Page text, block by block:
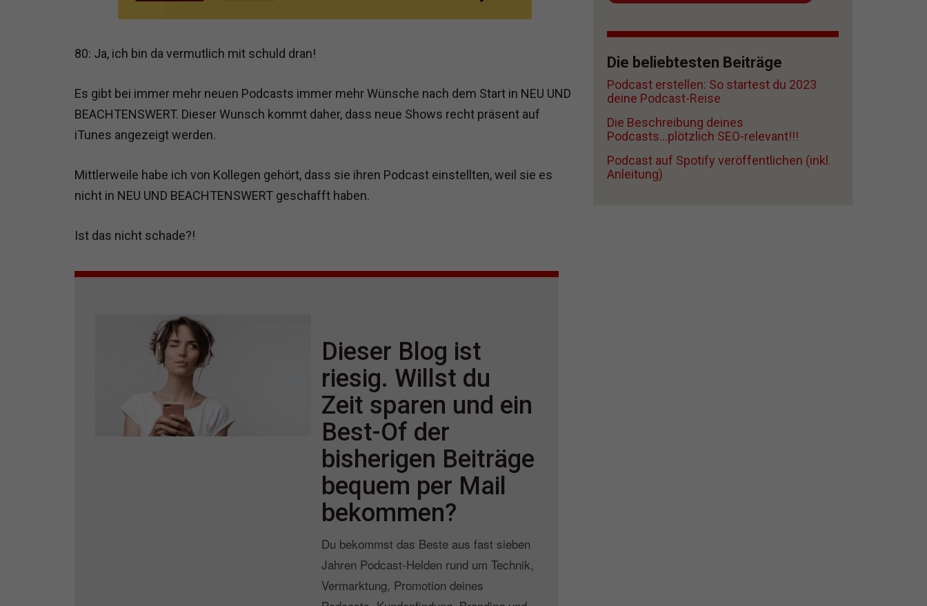
80: Ja, ich bin da vermutlich mit schuld dran!
Es gibt bei immer mehr neuen Podcasts immer mehr Wünsche nach dem Start in NEU UND
BEACHTENSWERT. Dieser Wunsch kommt daher, dass neue Shows recht präsent auf
iTunes angezeigt werden.
Mittlerweile habe ich von Kollegen gehört, dass sie ihren Podcast einstellten, weil sie es
nicht in NEU UND BEACHTENSWERT geschafft haben.
Ist das nicht schade?!
Dieser Blog ist
riesig. Willst du
Zeit sparen und ein
Best-Of der
bisherigen Beiträge
bequem per Mail
bekommen?
Du bekommst das Beste aus fast sieben
Jahren Podcast-Helden rund um Technik,
Vermarktung, Promotion deines
Die beliebtesten Beiträge
Podcast erstellen: So startest du 2023
deine Podcast-Reise
Die Beschreibung deines
Podcasts...plötzlich SEO-relevant!!!
Podcast auf Spotify veröffentlichen (inkl.
Anleitung)